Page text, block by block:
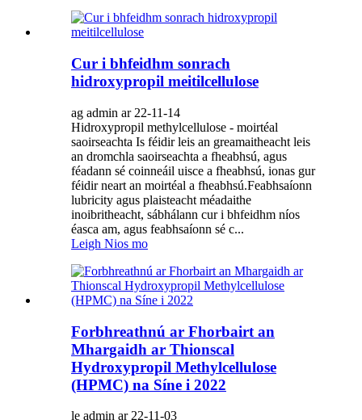
Cur i bhfeidhm sonrach
hidroxypropil meitilcellulose
ag admin ar 22-11-14
Hidroxypropil methylcellulose - moirtéal
saoirseachta Is féidir leis an greamaitheacht leis
an dromchla saoirseachta a fheabhsú, agus
féadann sé coinneáil uisce a fheabhsú, ionas gur
féidir neart an moirtéal a fheabhsú.Feabhsaíonn
lubricity agus plaisteacht méadaithe
inoibritheacht, sábhálann cur i bhfeidhm níos
éasca am, agus feabhsaíonn sé c...
Leigh Nios mo
Forbhreathnú ar Fhorbairt an
Mhargaidh ar Thionscal
Hydroxypropil Methylcellulose
(HPMC) na Síne i 2022
le admin ar 22-11-03